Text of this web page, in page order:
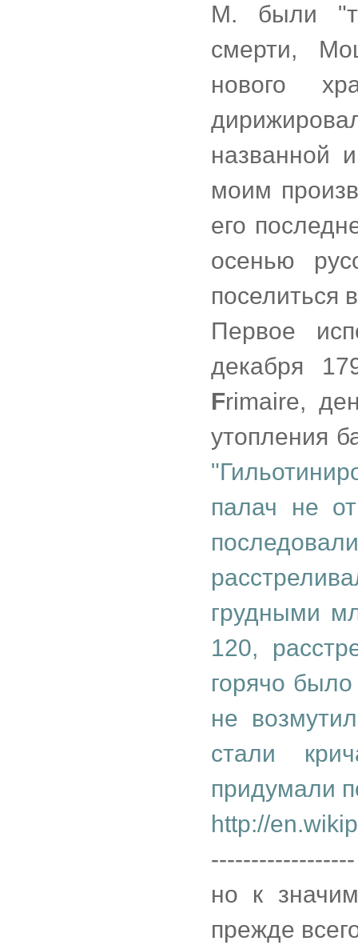
М. были
смерти,
нового
названной
моим
его
осенью
поселиться
Первое
декабря
Frimaire,
утопления
палач не
грудными
120,
горячо
не
стали
придумали
http://
------------------
но к
прежде